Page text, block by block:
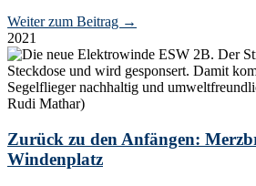
Weiter zum Beitrag →
2021
Zurück zu den Anfängen:
Windenplatz